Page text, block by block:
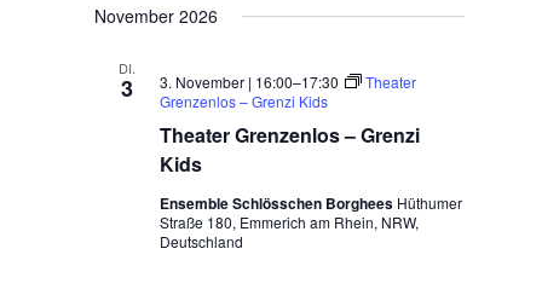
November 2026
DI.
3
Theater Grenzenlos – Grenzi
Kids
3. November | 16:00–17:30
Theater
Grenzenlos – Grenzi Kids
Ensemble Schlösschen Borghees Hüthumer
Straße 180, Emmerich am Rhein, NRW,
Deutschland